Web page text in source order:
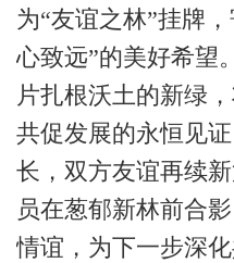
为“友谊之林”挂牌
心致远”的美好希望
片扎根沃土的新绿
共促发展的永恒见
长，双方友谊再续
员在葱郁新林前合
情谊，为下一步深